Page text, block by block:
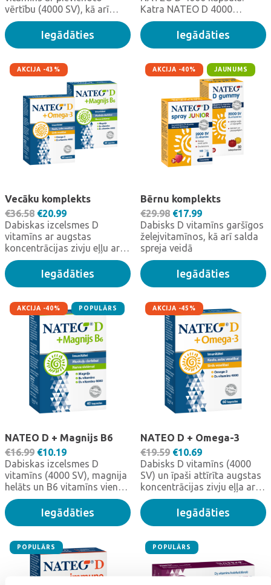
vērtību (4000 SV), kā arī
NATEO D gummy
želevitamīni (2000 SV)
Iegādāties
Katra NATEO D 4000
kapsula satur D vitamīna
diennakts devu
pieaugušajiem – 4000 SV.
Iegādāties
AKCIJA -43%
Vecāku komplekts
€36.58 Original price was: €36.58.
€20.99Current price is: €20.99.
Dabiskas izcelsmes D
vitamīns ar augstas
koncentrācijas zivju eļļu ar
omega-3 taukskābēm (4000
SV), kā arī dabiska D
vitamīna kapsulas ar
un B6 vitamīnu.
Iegādāties
AKCIJA -40% JAUNUMS
Bērnu komplekts
€29.98 Original price was:
€17.99Current price
Dabisks D vitamīns garšīgos
želejvitamīnos, kā arī salda
spreja veidā
Iegādāties
AKCIJA -40% POPULĀRS
NATEO D + Magnijs B6
€16.99 Original price was: €16.99.
€10.19Current price is: €10.19.
Dabiskas izcelsmes D
vitamīns (4000 SV), magnija
helāts un B6 vitamīns vienā
kapsulā. D vitamīns –
imunitātei, kaulu un zobu
veselībai, kā arī muskuļu
Iegādāties
AKCIJA -45%
NATEO D + Omega-3
€19.59 Original price was:
€10.69Current price
Dabisks D vitamīns (4000
SV) un īpaši attīrīta augstas
koncentrācijas zivju eļļa ar
Omega-3 taukskābēm EPA
un DHA vienā kapsulā.
Iegādāties
POPULĀRS POPULĀRS